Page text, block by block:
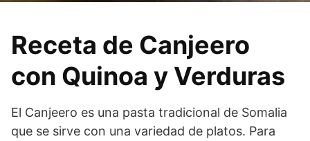
Receta de Canjeero
con Quinoa y Verduras
El Canjeero es una pasta tradicional de Somalia
que se sirve con una variedad de platos. Para